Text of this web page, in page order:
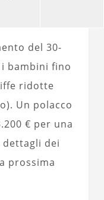
del 30-
bambini fino
ridotte
Un polacco
€ per una
dettagli dei
prossima